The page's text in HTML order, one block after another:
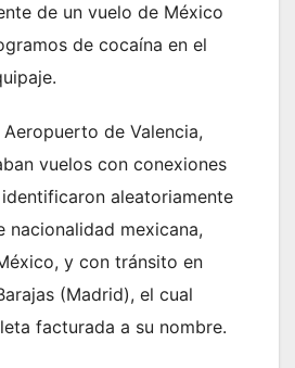
de un vuelo de México
de cocaína en el
de Valencia,
vuelos con conexiones
aleatoriamente
nacionalidad mexicana,
y con tránsito en
(Madrid), el cual
facturada a su nombre.